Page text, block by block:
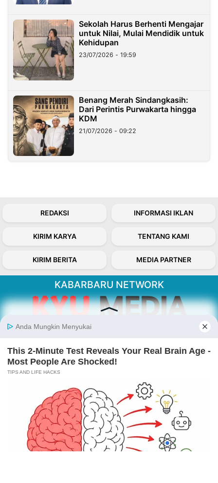
Sekolah Harus Berhenti Mengajar
untuk Nilai, Mulai Mendidik untuk
Kehidupan
23/07/2026 - 19:59
Benang Merah Sindangkasih:
Dari Perintis Purwakarta hingga
KDM
21/07/2026 - 09:22
REDAKSI INFORMASI IKLAN
KIRIM KARYA TENTANG KAMI
KIRIM BERITA MEDIA PARTNER
KABARBARU NETWORK
Kabarbaru.co menyajikan berita aktual dan
serta terverifikasi dari sumber yang tepat.
Follow Kabarbaru